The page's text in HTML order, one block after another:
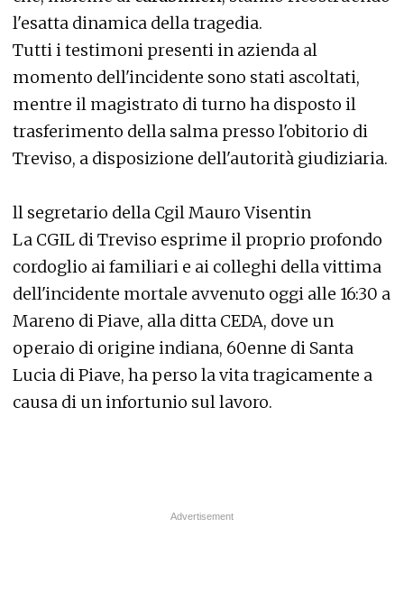
l'esatta dinamica della tragedia.
Tutti i testimoni presenti in azienda al
momento dell'incidente sono stati ascoltati,
mentre il magistrato di turno ha disposto il
trasferimento della salma presso l'obitorio di
Treviso, a disposizione dell'autorità giudiziaria.
ll segretario della Cgil Mauro Visentin
La CGIL di Treviso esprime il proprio profondo
cordoglio ai familiari e ai colleghi della vittima
dell'incidente mortale avvenuto oggi alle 16:30 a
Mareno di Piave, alla ditta CEDA, dove un
operaio di origine indiana, 60enne di Santa
Lucia di Piave, ha perso la vita tragicamente a
causa di un infortunio sul lavoro.